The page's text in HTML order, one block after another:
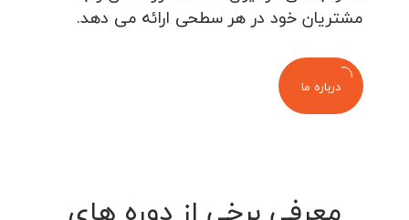
مشتریان خود در هر سطحی ارائه می دهد.
درباره ما